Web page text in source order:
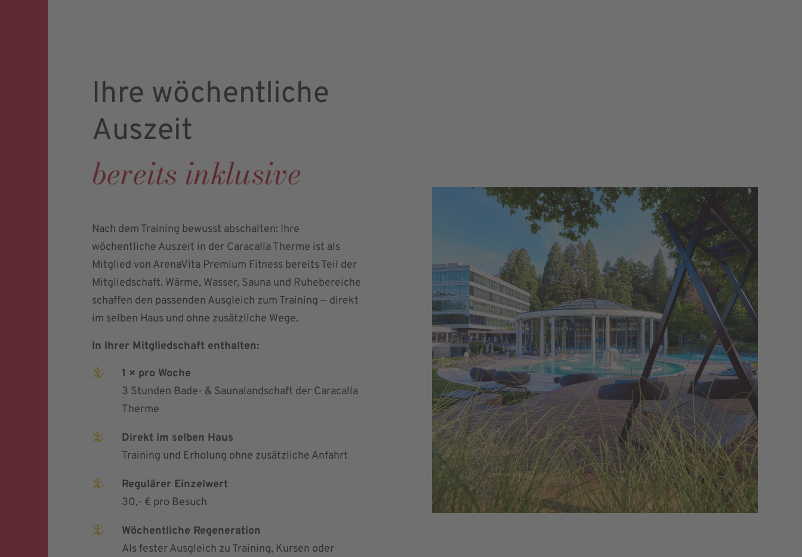
Ihre wöchentliche
Auszeit
bereits inklusive
Nach dem Training bewusst abschalten: Ihre
wöchentliche Auszeit in der Caracalla Therme ist als
Mitglied von ArenaVita Premium Fitness bereits Teil der
Mitgliedschaft. Wärme, Wasser, Sauna und Ruhebereiche
schaffen den passenden Ausgleich zum Training — direkt
im selben Haus und ohne zusätzliche Wege.
In Ihrer Mitgliedschaft enthalten:
1 × pro Woche
3 Stunden Bade- & Saunalandschaft der Caracalla
Therme
Direkt im selben Haus
Training und Erholung ohne zusätzliche Anfahrt
Regulärer Einzelwert
30,- € pro Besuch
Wöchentliche Regeneration
Als fester Ausgleich zu Training, Kursen oder